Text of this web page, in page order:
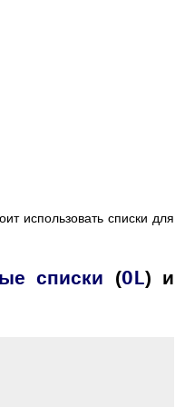
использовать списки для
списки (OL) и